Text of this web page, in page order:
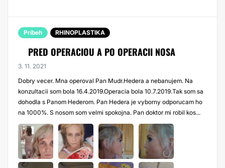
Príbeh RHINOPLASTIKA
PRED OPERACIOU A PO OPERACII NOSA
3. 11. 2021
Dobry vecer. Mna operoval Pan Mudr.Hedera a nebanujem. Na
konzultacii som bola 16.4.2019.Operacia bola 10.7.2019.Tak som sa
dohodla s Panom Hederom. Pan Hedera je vyborny odporucam ho
na 1000%. S nosom som velmi spokojna. Pan doktor mi robil kos...